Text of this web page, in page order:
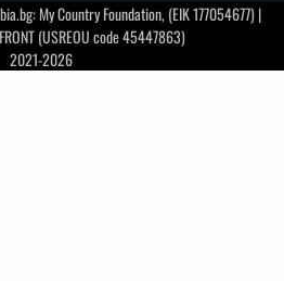
My Country Foundation, (EIK 177054677) |
(USREOU code 45447863)
2021-2026